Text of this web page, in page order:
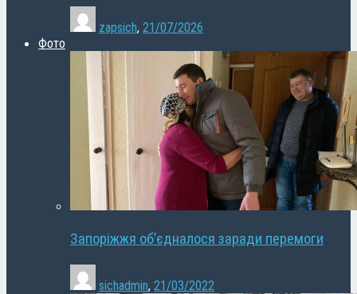
zapsich, 21/07/2026
Фото
Запоріжжя об’єдналося заради перемоги
sichadmin, 21/03/2022